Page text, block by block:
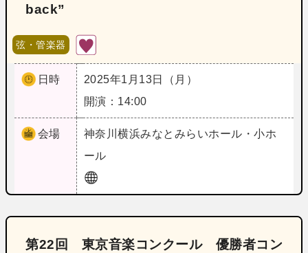
back”
弦・管楽器
日時
2025年1月13日（月）
開演：14:00
会場 神奈川横浜みなとみらいホール・小ホ
ール
第22回 東京音楽コンクール 優勝者コン